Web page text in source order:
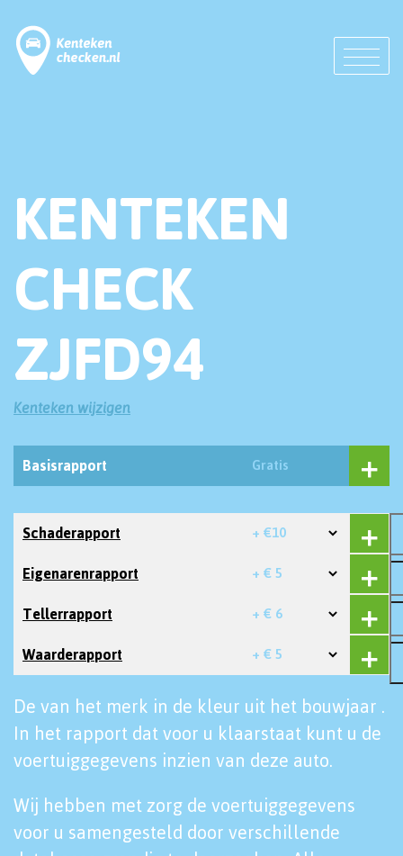
KENTEKEN
CHECK
ZJFD94
Kenteken wijzigen
Basisrapport Gratis
Schaderapport + €10
Eigenarenrapport + € 5
Tellerrapport + € 6
Waarderapport + € 5
De van het merk in de kleur uit het bouwjaar .
In het rapport dat voor u klaarstaat kunt u de
voertuiggegevens inzien van deze auto.
Wij hebben met zorg de voertuiggegevens
voor u samengesteld door verschillende